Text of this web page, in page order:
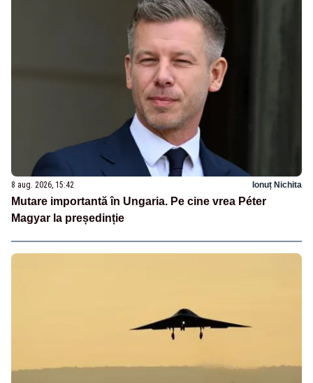
8 aug. 2026, 15:42 Ionuț Nichita
Mutare importantă în Ungaria. Pe cine vrea Péter
Magyar la președinție